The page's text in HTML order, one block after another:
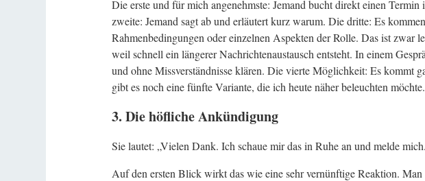
Die erste und für mich angenehmste: Jemand bucht direkt einen
zweite: Jemand sagt ab und erläutert kurz warum. Die dritte: Es
Rahmenbedingungen oder einzelnen Aspekten der Rolle. Das ist zwar
weil schnell ein längerer Nachrichtenaustausch entsteht. In einem
und ohne Missverständnisse klären. Die vierte Möglichkeit: Es kommt
gibt es noch eine fünfte Variante, die ich heute näher beleuchten möchte.
3. Die höfliche Ankündigung
Sie lautet: „Vielen Dank. Ich schaue mir das in Ruhe an und melde
Auf den ersten Blick wirkt das wie eine sehr vernünftige Reaktion.